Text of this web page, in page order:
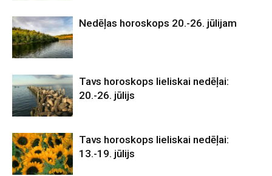
Nedēļas horoskops 20.-26. jūlijam
Tavs horoskops lieliskai nedēļai:
20.-26. jūlijs
Tavs horoskops lieliskai nedēļai:
13.-19. jūlijs